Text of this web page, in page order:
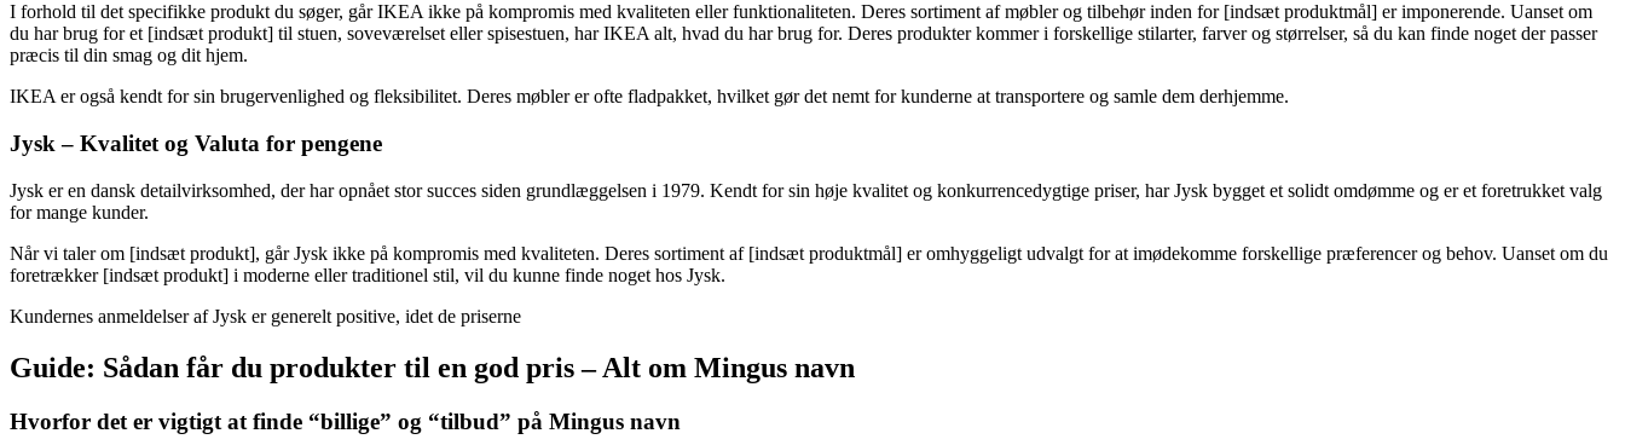
I forhold til det specifikke produkt du søger, går IKEA ikke på kompromis med kvaliteten eller funktionaliteten. Deres sortiment af møbler og tilbehør inden for [indsæt produktmål] er imponerende. Uanset om
du har brug for et [indsæt produkt] til stuen, soveværelset eller spisestuen, har IKEA alt, hvad du har brug for. Deres produkter kommer i forskellige stilarter, farver og størrelser, så du kan finde noget der passer
præcis til din smag og dit hjem.
IKEA er også kendt for sin brugervenlighed og fleksibilitet. Deres møbler er ofte fladpakket, hvilket gør det nemt for kunderne at transportere og samle dem derhjemme.
Jysk – Kvalitet og Valuta for pengene
Jysk er en dansk detailvirksomhed, der har opnået stor succes siden grundlæggelsen i 1979. Kendt for sin høje kvalitet og konkurrencedygtige priser, har Jysk bygget et solidt omdømme og er et foretrukket valg
for mange kunder.
Når vi taler om [indsæt produkt], går Jysk ikke på kompromis med kvaliteten. Deres sortiment af [indsæt produktmål] er omhyggeligt udvalgt for at imødekomme forskellige præferencer og behov. Uanset om du
foretrækker [indsæt produkt] i moderne eller traditionel stil, vil du kunne finde noget hos Jysk.
Kundernes anmeldelser af Jysk er generelt positive, idet de priserne
Guide: Sådan får du produkter til en god pris – Alt om Mingus navn
Hvorfor det er vigtigt at finde “billige” og “tilbud” på Mingus navn